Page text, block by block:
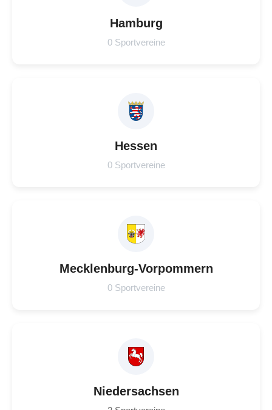
Hamburg
0 Sportvereine
Hessen
0 Sportvereine
Mecklenburg-Vorpommern
0 Sportvereine
Niedersachsen